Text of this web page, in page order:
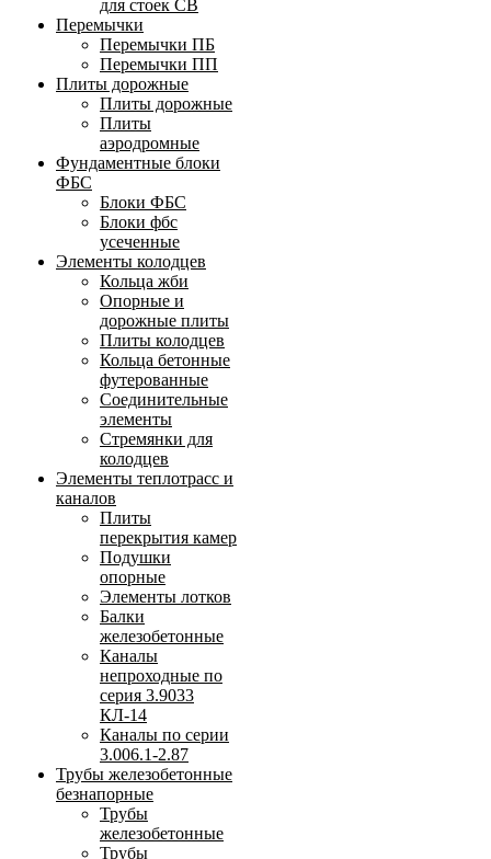
для стоек СВ
Перемычки
Перемычки ПБ
Перемычки ПП
Плиты дорожные
Плиты дорожные
Плиты
аэродромные
Фундаментные блоки
ФБС
Блоки ФБС
Блоки фбс
усеченные
Элементы колодцев
Кольца жби
Опорные и
дорожные плиты
Плиты колодцев
Кольца бетонные
футерованные
Соединительные
элементы
Стремянки для
колодцев
Элементы теплотрасс и
каналов
Плиты
перекрытия камер
Подушки
опорные
Элементы лотков
Балки
железобетонные
Каналы
непроходные по
серия 3.9033
КЛ-14
Каналы по серии
3.006.1-2.87
Трубы железобетонные
безнапорные
Трубы
железобетонные
Трубы